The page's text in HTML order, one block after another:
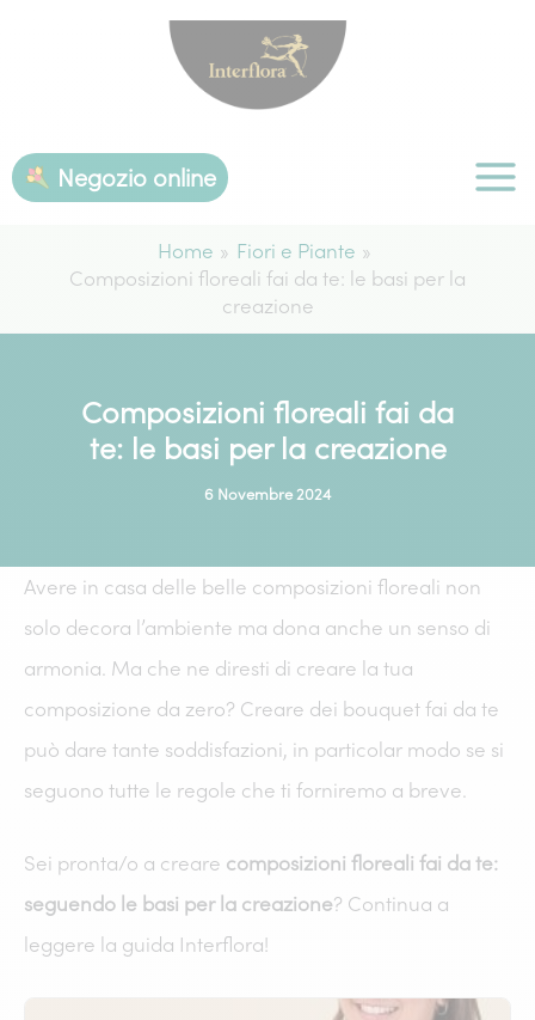
Negozio online
Home
Fiori e Piante
Composizioni floreali fai da te: le basi per la
creazione
Composizioni floreali fai da
te: le basi per la creazione
6 Novembre 2024
Avere in casa delle belle composizioni floreali non
solo decora l’ambiente ma dona anche un senso di
armonia. Ma che ne diresti di creare la tua
composizione da zero? Creare dei bouquet fai da te
può dare tante soddisfazioni, in particolar modo se si
seguono tutte le regole che ti forniremo a breve.
Sei pronta/o a creare composizioni floreali fai da te:
seguendo le basi per la creazione? Continua a
leggere la guida Interflora!